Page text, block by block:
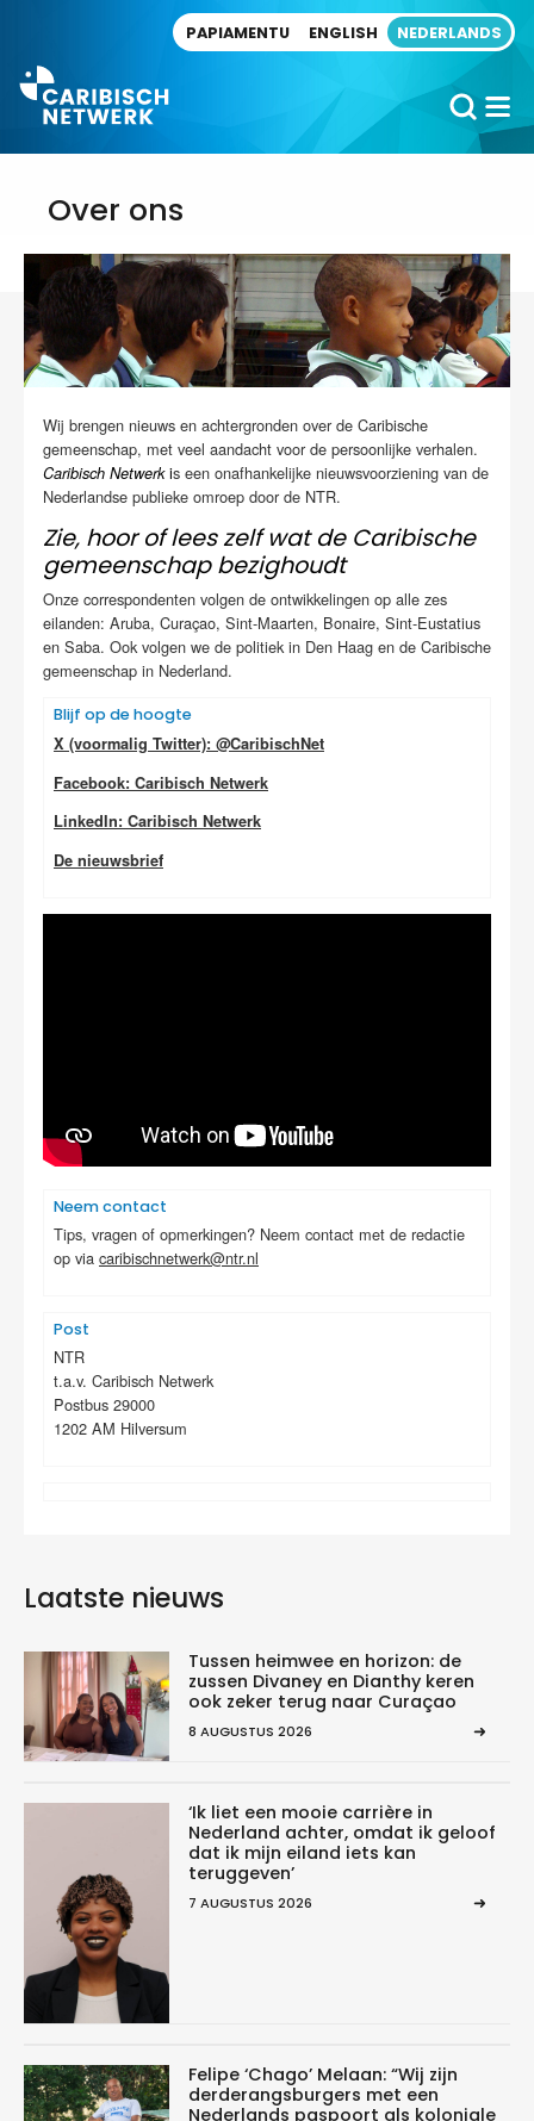
PAPIAMENTU ENGLISH NEDERLANDS
Over ons
Wij brengen nieuws en achtergronden over de Caribische
gemeenschap, met veel aandacht voor de persoonlijke verhalen.
Caribisch Netwerkis een onafhankelijke nieuwsvoorziening van de
Nederlandse publieke omroep door de NTR.
Zie, hoor of lees zelf wat de Caribische
gemeenschap bezighoudt
Onze correspondenten volgen de ontwikkelingen op alle zes
eilanden: Aruba, Curaçao, Sint-Maarten, Bonaire, Sint-Eustatius
en Saba. Ook volgen we de politiek in Den Haag en de Caribische
gemeenschap in Nederland.
Blijf op de hoogte
X (voormalig Twitter): @CaribischNet
Facebook: Caribisch Netwerk
LinkedIn: Caribisch Netwerk
De nieuwsbrief
Neem contact
Tips, vragen of opmerkingen? Neem contact met de redactie
op via caribischnetwerk@ntr.nl
Post
NTR
t.a.v. Caribisch Netwerk
Postbus 29000
1202 AM Hilversum
Laatste nieuws
Tussen heimwee en horizon: de
zussen Divaney en Dianthy keren
ook zeker terug naar Curaçao
8 AUGUSTUS 2026
‘Ik liet een mooie carrière in
Nederland achter, omdat ik geloof
dat ik mijn eiland iets kan
teruggeven’
7 AUGUSTUS 2026
Felipe ‘Chago’ Melaan: “Wij zijn
derderangsburgers met een
Nederlands paspoort als koloniale